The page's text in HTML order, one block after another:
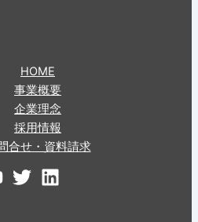
HOME
事業概要
企業理念
採用情報
合せ・資料請求